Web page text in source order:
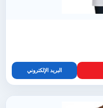
البريد الإلكتروني